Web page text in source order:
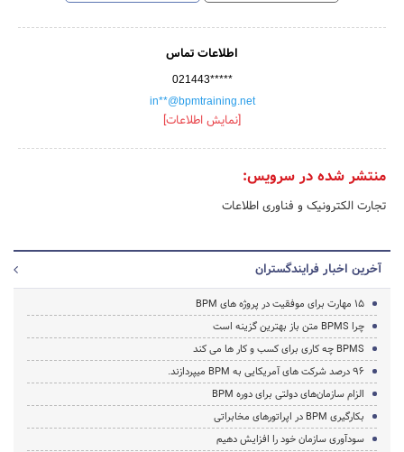
اطلاعات تماس
021443*****
in**@bpmtraining.net
[نمایش اطلاعات]
منتشر شده در سرویس:
تجارت الکترونیک و فناوری اطلاعات
آخرین اخبار فرایندگستران
15 مهارت برای موفقیت در پروژه های BPM
چرا BPMS متن باز بهترین گزینه است
BPMS چه کاری برای کسب و کار ها می کند
96 درصد شرکت های آمریکایی به BPM میپردازند.
الزام سازمان‌های دولتی برای دوره ‌BPM
بکارگیری BPM در اپراتورهای مخابراتی
سودآوری سازمان خود را افزایش دهیم